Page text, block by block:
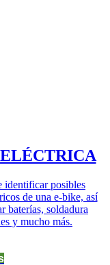
identificar posibles
de una e-bike, así
baterías, soldadura
y mucho más.